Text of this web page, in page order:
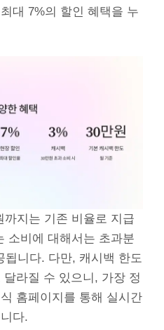
대 7%의 할인 혜택을 누
지는 기존 비율로 지급
소비에 대해서는 초과분
됩니다. 다만, 캐시백 한도
라질 수 있으니, 가장 정
홈페이지를 통해 실시간
다.